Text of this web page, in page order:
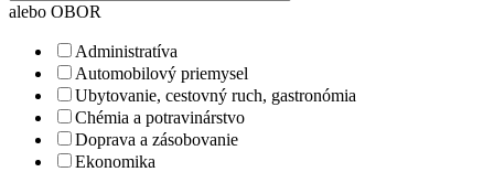
alebo OBOR
Administratíva
Automobilový priemysel
Ubytovanie, cestovný ruch, gastronómia
Chémia a potravinárstvo
Doprava a zásobovanie
Ekonomika